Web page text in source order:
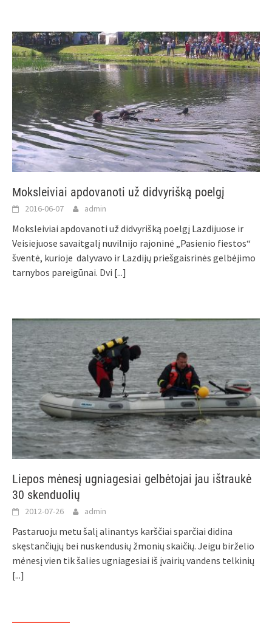
Moksleiviai apdovanoti už didvyrišką poelgį
2016-06-07 admin
Moksleiviai apdovanoti už didvyrišką poelgį Lazdijuose ir
Veisiejuose savaitgalį nuvilnijo rajoninė „Pasienio fiestos“
šventė, kurioje dalyvavo ir Lazdijų priešgaisrinės gelbėjimo
tarnybos pareigūnai. Dvi [...]
Liepos mėnesį ugniagesiai gelbėtojai jau ištraukė
30 skenduolių
2012-07-26 admin
Pastaruoju metu šalį alinantys karščiai sparčiai didina
skęstančiųjų bei nuskendusių žmonių skaičių. Jeigu birželio
mėnesį vien tik šalies ugniagesiai iš įvairių vandens telkinių
[...]